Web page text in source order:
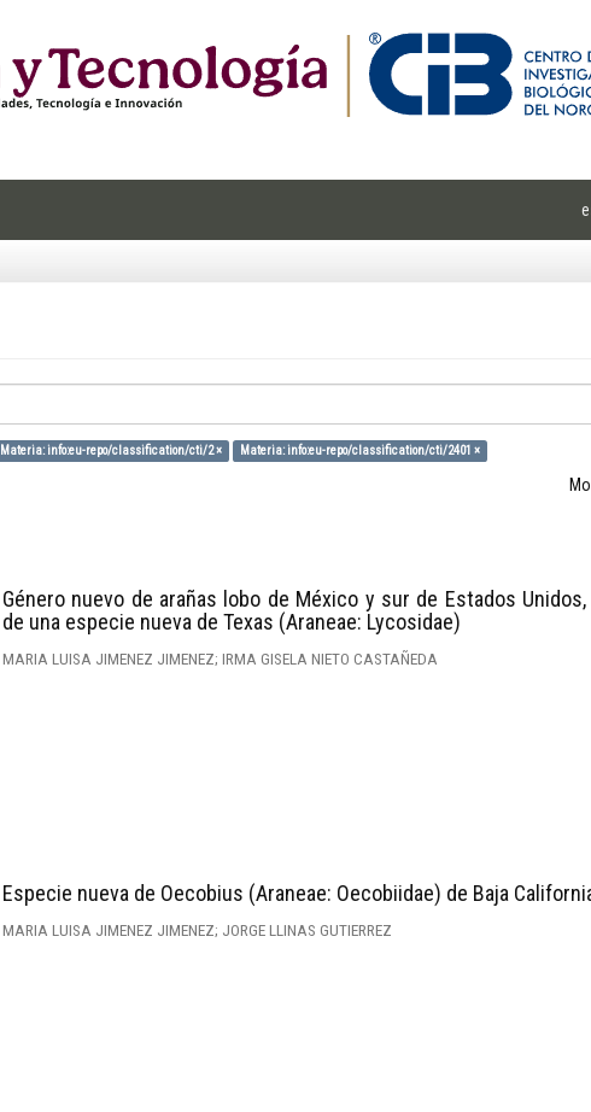
Materia: info:eu-repo/classification/cti/2 × Materia: info:eu-repo/classification/cti/2401 ×
Género nuevo de arañas lobo de México y sur de Estados
de una especie nueva de Texas (Araneae: Lycosidae)
MARIA LUISA JIMENEZ JIMENEZ; IRMA GISELA NIETO CASTAÑEDA
Especie nueva de Oecobius (Araneae: Oecobiidae) de Baja
MARIA LUISA JIMENEZ JIMENEZ; JORGE LLINAS GUTIERREZ